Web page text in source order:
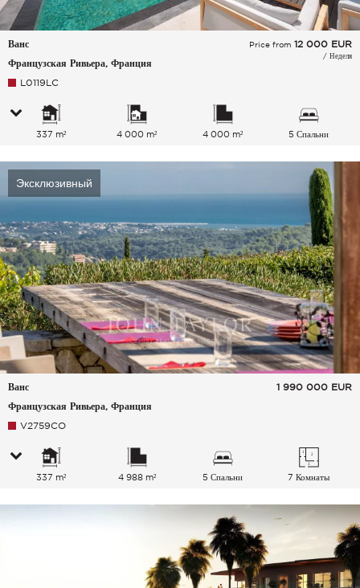
Ванс
Французская Ривьера, Франция
Price from 12 000 EUR
/ Неделя
L0119LC
337 m² 4 000 m² 4 000 m² 5 Спальни
Эксклюзивный
Ванс
Французская Ривьера, Франция
1 990 000 EUR
V2759CO
337 m² 4 988 m² 5 Спальни 7 Комнаты